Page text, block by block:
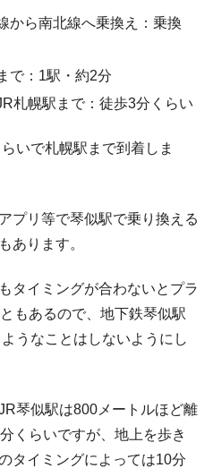
から南北線へ乗換え：乗換
で：1駅・約2分
札幌駅まで：徒歩3分くらい
いで札幌駅まで到着しま
プリ等で琴似駅で乗り換える
あります。
タイミングが合わないとプラ
もあるので、地下鉄琴似駅
うなことはしないようにし
琴似駅は800メートルほど離
くらいですが、地上を歩き
タイミングによっては10分